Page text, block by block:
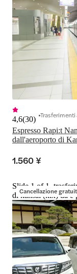
Espresso Rapi:t
dall'aeroporto di
4,6(30)
1.560 ¥
Cancellazione
Slide 1 of 1,
di kansai (kix) da e